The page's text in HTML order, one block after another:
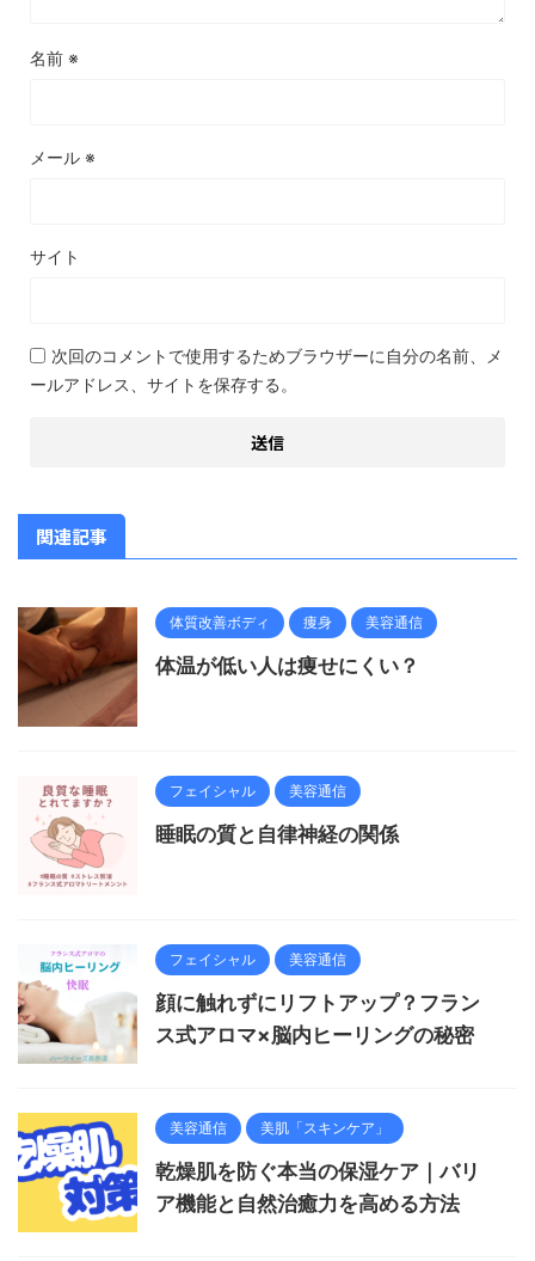
名前 ※
メール ※
サイト
次回のコメントで使用するためブラウザーに自分の名前、メ
ールアドレス、サイトを保存する。
関連記事
体質改善ボディ 痩身 美容通信
体温が低い人は痩せにくい？
フェイシャル 美容通信
睡眠の質と自律神経の関係
フェイシャル 美容通信
顔に触れずにリフトアップ？フラン
ス式アロマ×脳内ヒーリングの秘密
美容通信 美肌「スキンケア」
乾燥肌を防ぐ本当の保湿ケア｜バリ
ア機能と自然治癒力を高める方法